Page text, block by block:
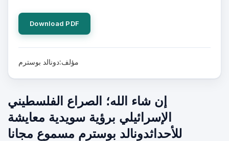
Download PDF
مؤلف:دونالد بوسترم
إن شاء الله؛ الصراع الفلسطيني
الإسرائيلي برؤية سويدية معايشة
للأحداثدونالد بوسترم مسموع مجانا